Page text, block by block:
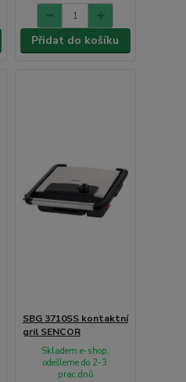
Přidat do košíku
SBG 3710SS kontaktní
gril SENCOR
Skladem e-shop,
odešleme do 2-3
prac.dnů